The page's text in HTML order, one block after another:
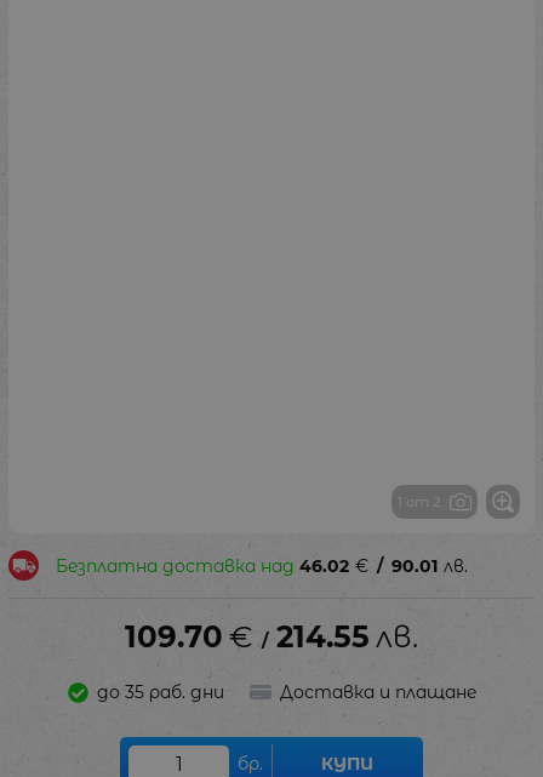
1 от 2
Безплатна доставка над 46.02 € / 90.01 лв.
109.70 € / 214.55 лв.
до 35 раб. дни Доставка и плащане
бр. КУПИ